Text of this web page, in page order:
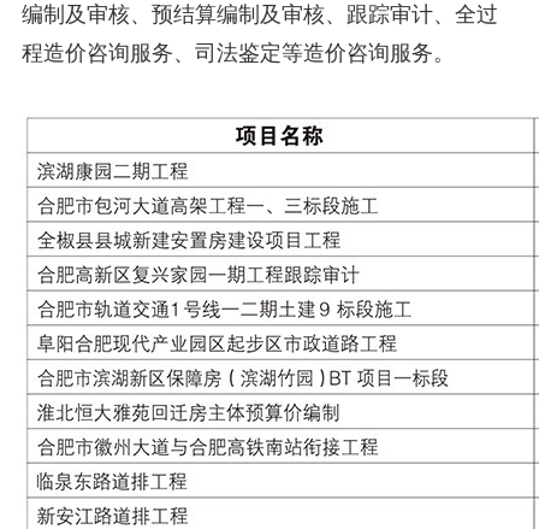
编制及审核、预结算编制及审核、跟踪审计、全过
程造价咨询服务、司法鉴定等造价咨询服务。